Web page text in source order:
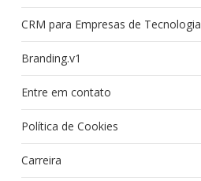
CRM para Empresas de Tecnologia
Branding.v1
Entre em contato
Política de Cookies
Carreira